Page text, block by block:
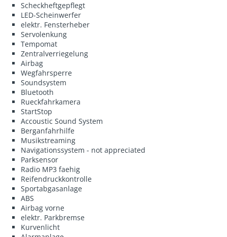
Scheckheftgepflegt
LED-Scheinwerfer
elektr. Fensterheber
Servolenkung
Tempomat
Zentralverriegelung
Airbag
Wegfahrsperre
Soundsystem
Bluetooth
Rueckfahrkamera
StartStop
Accoustic Sound System
Berganfahrhilfe
Musikstreaming
Navigationssystem - not appreciated
Parksensor
Radio MP3 faehig
Reifendruckkontrolle
Sportabgasanlage
ABS
Airbag vorne
elektr. Parkbremse
Kurvenlicht